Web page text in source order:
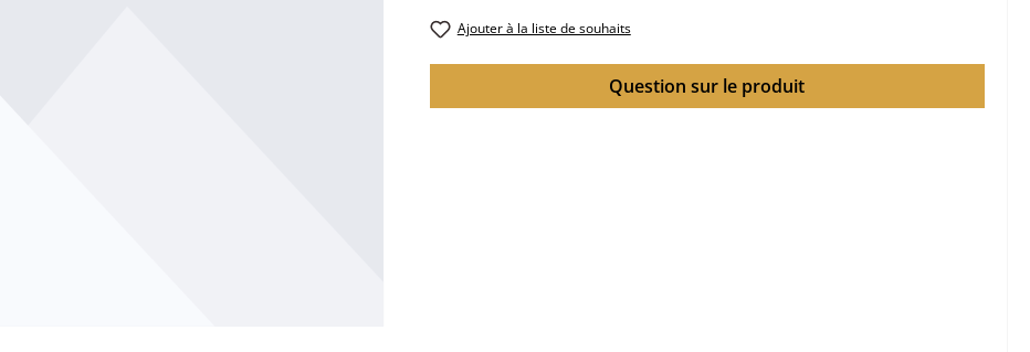
Ajouter à la liste de souhaits
Question sur le produit